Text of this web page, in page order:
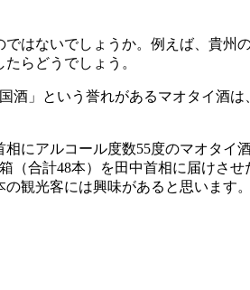
はないでしょうか。例えば、貴州
らどうでしょう。
」という誉れがあるマオタイ酒
にアルコール度数55度のマオタ
合計48本）を田中首相に届けさ
観光客には興味があると思います。